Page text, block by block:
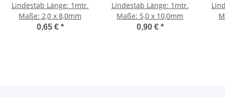
Lindestab Länge: 1mtr.
Maße: 2,0 x 8,0mm
0,65 € *
Lindestab Länge: 1mtr.
Maße: 5,0 x 10,0mm
0,90 € *